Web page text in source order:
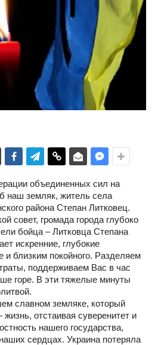
объединенных сил на
наш земляк, житель села
района Степан Литковец.
совет, громада города глубоко
бойца – Литковца Степана
искренние, глубокие
и близким покойного. Разделяем
поддерживаем Вас в час
горе. В эти тяжелые минуты
славном земляке, который
отстаивая суверенитет и
нашего государства,
сердцах. Украина потеряла